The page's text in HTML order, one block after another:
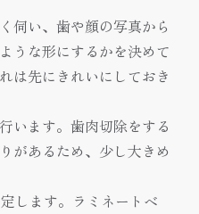
伺い、歯や顔の写真から
うな形にするかを決めて
は先にきれいにしておき
います。歯肉切除をする
があるため、少し大きめ
します。ラミネートベ